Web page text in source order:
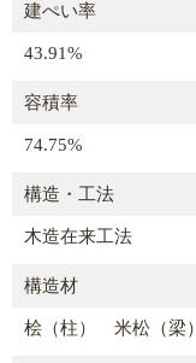
建ぺい率
43.91%
容積率
74.75%
構造・工法
木造在来工法
構造材
桧（柱） 米松（梁）